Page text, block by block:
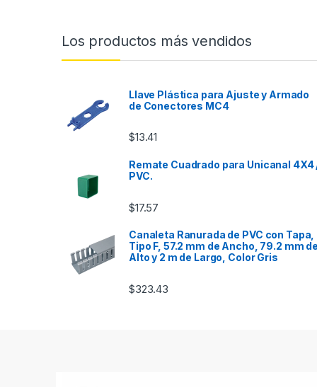
Los productos más vendidos
Llave Plástica para Ajuste y Armado
de Conectores MC4
$13.41
Remate Cuadrado para Unicanal 4X4
PVC.
$17.57
Canaleta Ranurada de PVC con Tapa,
Tipo F, 57.2 mm de Ancho, 79.2 mm de
Alto y 2 m de Largo, Color Gris
$323.43